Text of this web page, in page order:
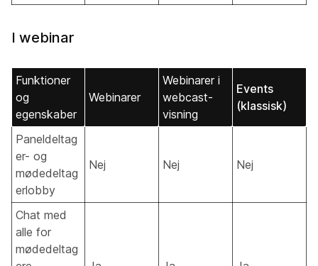
I webinar
Funktioner
og
egenskaber
Webinarer
Webinarer i
webcast-
visning
Events
(klassisk)
Paneldeltag
er- og
mødedeltag
erlobby
Nej Nej Nej
Chat med
alle for
mødedeltag